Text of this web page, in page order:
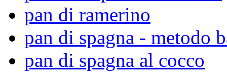
pan di ramerino
pan di spagna - metodo
pan di spagna al cocco